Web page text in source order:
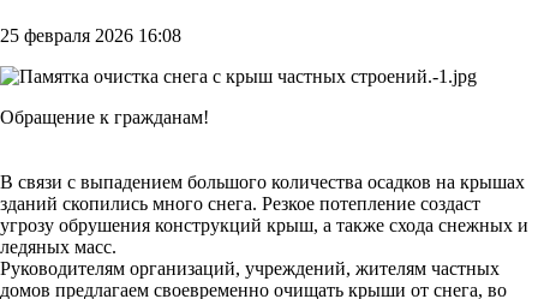
25 февраля 2026 16:08
Обращение к гражданам!
В связи с выпадением большого количества осадков на крышах
зданий скопились много снега. Резкое потепление создаст
угрозу обрушения конструкций крыш, а также схода снежных и
ледяных масс.
Руководителям организаций, учреждений, жителям частных
домов предлагаем своевременно очищать крыши от снега, во